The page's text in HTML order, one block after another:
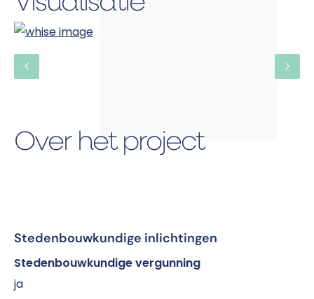
Over het project
Stedenbouwkundige inlichtingen
Stedenbouwkundige vergunning
ja